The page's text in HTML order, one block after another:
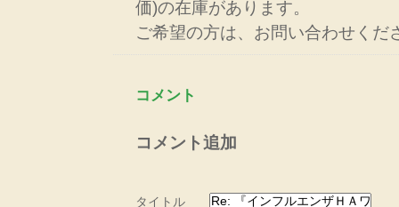
価)の在庫があります。
ご希望の方は、お問い合わせくだ
コメント
コメント追加
タイトル